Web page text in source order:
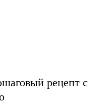
рецепт с